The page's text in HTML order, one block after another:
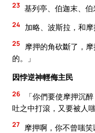
23 基列亭、伯迦末、伯
24 加略、波斯拉，和摩
25
摩押的角砍斷了，
的。」
因悖逆神輕侮主民
26
「你們要使摩押沉
吐之中打滾，又要被人嗤
27 摩押啊，你不曾嗤